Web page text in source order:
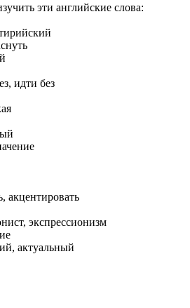
эти английские слова:
идти без
акцентировать
экспрессионизм
актуальный